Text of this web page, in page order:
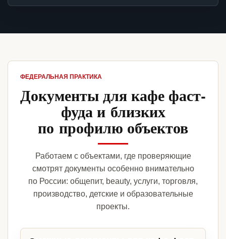
ФЕДЕРАЛЬНАЯ ПРАКТИКА
Документы для кафе фаст-
фуда и близких
по профилю объектов
Работаем с объектами, где проверяющие
смотрят документы особенно внимательно
по России: общепит, beauty, услуги, торговля,
производство, детские и образовательные
проекты.